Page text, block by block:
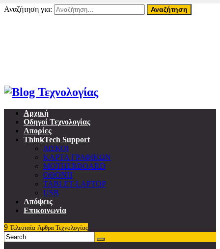
Αναζήτηση για:
Αρχική
Οδηγοί Τεχνολογίας
Απορίες
ThinkTech Support
ΔΙΣΚΟΙ
ΚΑΡΤΑ ΓΡΑΦΙΚΩΝ
MOTHERBOARD
ΟΘΟΝΗ
TABLET-LAPTOP
USB
Απόψεις
Επικοινωνία
9 Τελευταία Άρθρα Τεχνολογίας